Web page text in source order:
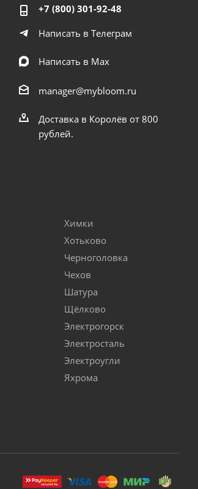
+7 (800) 301-92-48
Написать в Телеграм
Написать в Мах
manager@mybloom.ru
Доставка в Королёв от 800
рублей.
Химки
Хотьково
Черноголовка
Чехов
Шатура
Щёлково
Электрогорск
Электросталь
Электроугли
Яхрома